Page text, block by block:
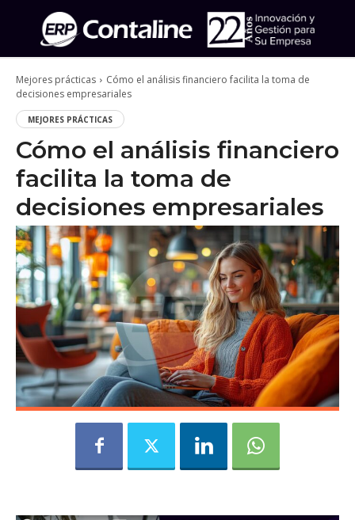
Mejores prácticas
Cómo el análisis financiero facilita la toma de
decisiones empresariales
MEJORES PRÁCTICAS
Cómo el análisis financiero
facilita la toma de
decisiones empresariales